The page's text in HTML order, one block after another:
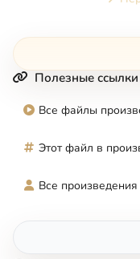
Полезные ссылки
Все файлы
Этот файл в
Все произведения